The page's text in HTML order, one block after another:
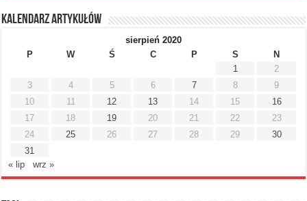
Kalendarz artykułów
sierpień 2020
P
W Ś C P S
N
1
2
3
4 5 6 7 8
9
10
11 12 13 14 15
16
17
18 19 20 21 22
23
24
25 26 27 28 29
30
31
« lip
wrz »